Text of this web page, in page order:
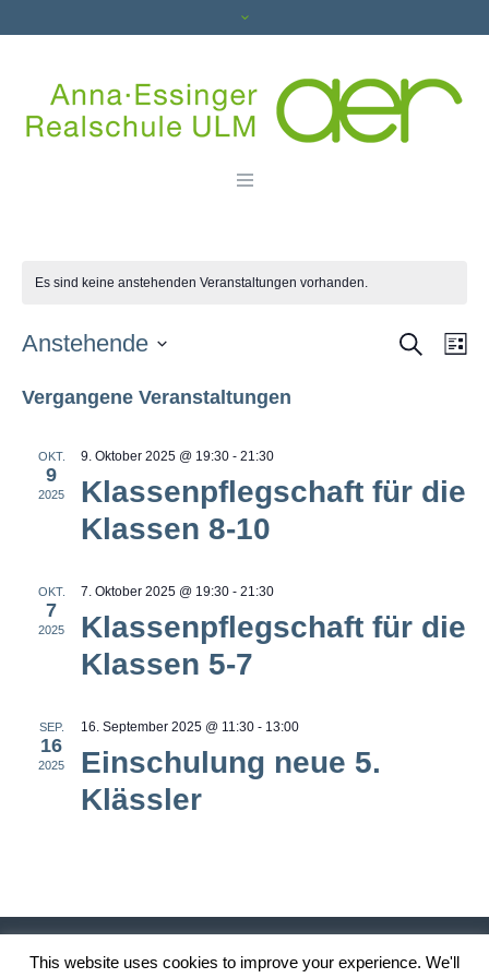
Es sind keine anstehenden Veranstaltungen vorhanden.
SUCHE
Anstehende
wählen.
Vergangene Veranstaltungen
OKT.
9
2025
9. Oktober 2025 @ 19:30 - 21:30
Klassenpflegschaft für die
Klassen 8-10
OKT.
7
2025
7. Oktober 2025 @ 19:30 - 21:30
Klassenpflegschaft für die
Klassen 5-7
SEP.
16
2025
16. September 2025 @ 11:30 - 13:00
Einschulung neue 5.
Klässler
Datenschutzerklärung
This website uses cookies to improve your experience. We'll